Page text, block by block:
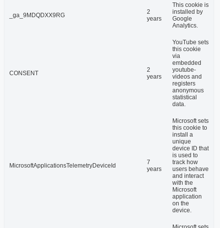
_ga_9MDQDXX9RG
2
years
This cookie is
installed by
Google
Analytics.
CONSENT
2
years
YouTube sets
this cookie
via
embedded
youtube-
videos and
registers
anonymous
statistical
data.
MicrosoftApplicationsTelemetryDeviceId
7
years
Microsoft sets
this cookie to
install a
unique
device ID that
is used to
track how
users behave
and interact
with the
Microsoft
application
on the
device.